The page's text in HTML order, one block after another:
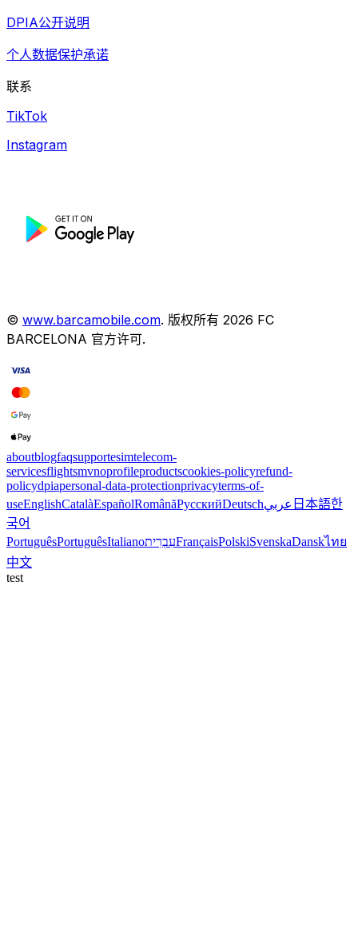
DPIA公开说明
个人数据保护承诺
联系
TikTok
Instagram
© www.barcamobile.com. 版权所有 2026 FC
BARCELONA 官方许可.
aboutblogfaqsupportesimtelecom-
servicesflightsmvnoprofileproductscookies-policyrefund-
policydpiapersonal-data-protectionprivacyterms-of-
useEnglishCatalàEspañolRomânăРусскийDeutschعربي 日本語한
국어
PortuguêsPortuguêsItalianoעִבְרִיתFrançaisPolskiSvenskaDanskไทย
中文
test